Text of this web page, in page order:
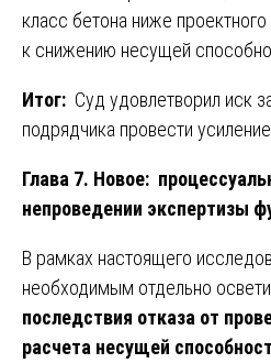
класс бетона ниже
к снижению несущей
Итог: Суд удовлетворил иск
подрядчика провести
Глава 7. Новое:
непроведении экспертизы
В рамках настоящего
необходимым отдельно
последствия отказа от
расчета несущей